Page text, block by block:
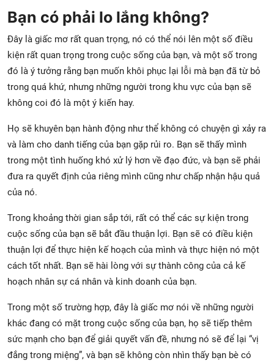
Bạn có phải lo lắng không?
Đây là giấc mơ rất quan trọng, nó có thể nói lên một số điều
kiện rất quan trọng trong cuộc sống của bạn, và một số trong
đó là ý tưởng rằng bạn muốn khôi phục lại lỗi mà bạn đã từ bỏ
trong quá khứ, nhưng những người trong khu vực của bạn sẽ
không coi đó là một ý kiến ​​hay.
Họ sẽ khuyên bạn hành động như thể không có chuyện gì xảy ra
và làm cho danh tiếng của bạn gặp rủi ro. Bạn sẽ thấy mình
trong một tình huống khó xử lý hơn về đạo đức, và bạn sẽ phải
đưa ra quyết định của riêng mình cũng như chấp nhận hậu quả
của nó.
Trong khoảng thời gian sắp tới, rất có thể các sự kiện trong
cuộc sống của bạn sẽ bắt đầu thuận lợi. Bạn sẽ có điều kiện
thuận lợi để thực hiện kế hoạch của mình và thực hiện nó một
cách tốt nhất. Bạn sẽ hài lòng với sự thành công của cả kế
hoạch nhân sự cá nhân và kinh doanh của bạn.
Trong một số trường hợp, đây là giấc mơ nói về những người
khác đang có mặt trong cuộc sống của bạn, họ sẽ tiếp thêm
sức mạnh cho bạn để giải quyết vấn đề, nhưng nó sẽ để lại “vị
đắng trong miệng”, và bạn sẽ không còn nhìn thấy bạn bè có